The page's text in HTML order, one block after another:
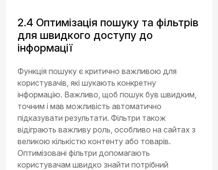
2.4 Оптимізація пошуку та фільтрів
для швидкого доступу до
інформації
Функція пошуку є критично важливою для
користувачів, які шукають конкретну
інформацію. Важливо, щоб пошук був швидким,
точним і мав можливість автоматично
підказувати результати. Фільтри також
відіграють важливу роль, особливо на сайтах з
великою кількістю контенту або товарів.
Оптимізовані фільтри допомагають
користувачам швидко знайти потрібний